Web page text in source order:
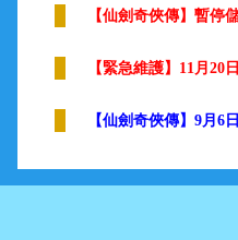
【仙劍奇俠傳】暫停
【緊急維護】11月20
【仙劍奇俠傳】9月6